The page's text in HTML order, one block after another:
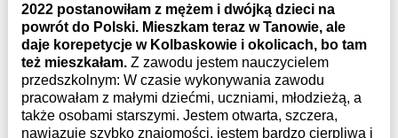
2022 postanowiłam z mężem i dwójką dzieci na
powrót do Polski. Mieszkam teraz w Tanowie, ale
daje korepetycje w Kolbaskowie i okolicach, bo tam
też mieszkałam. Z zawodu jestem nauczycielem
przedszkolnym: W czasie wykonywania zawodu
pracowałam z małymi dziećmi, uczniami, młodzieżą, a
także osobami starszymi. Jestem otwarta, szczera,
nawiązuje szybko znajomości, jestem bardzo cierpliwa i